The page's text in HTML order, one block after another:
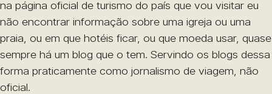
na página oficial de turismo do país que vou visitar eu
não encontrar informação sobre uma igreja ou uma
praia, ou em que hotéis ficar, ou que moeda usar, quase
sempre há um blog que o tem. Servindo os blogs dessa
forma praticamente como jornalismo de viagem, não
oficial.